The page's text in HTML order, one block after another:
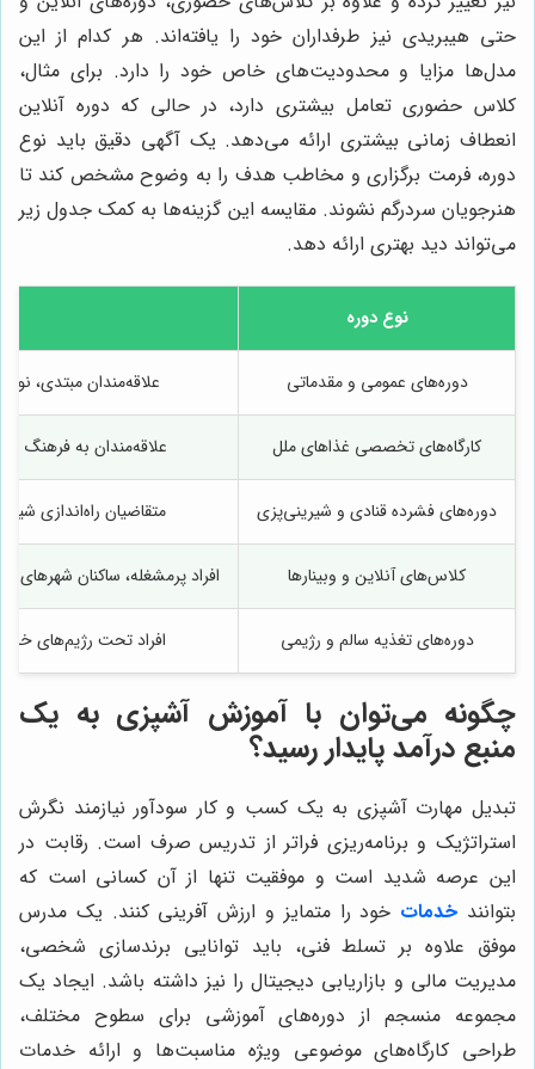
حتی هیبریدی نیز طرفداران خود را یافته‌اند. هر کدام از این
مدل‌ها مزایا و محدودیت‌های خاص خود را دارد. برای مثال،
کلاس حضوری تعامل بیشتری دارد، در حالی که دوره آنلاین
انعطاف زمانی بیشتری ارائه می‌دهد. یک آگهی دقیق باید نوع
دوره، فرمت برگزاری و مخاطب هدف را به وضوح مشخص کند تا
هنرجویان سردرگم نشوند. مقایسه این گزینه‌ها به کمک جدول زیر
می‌تواند دید بهتری ارائه دهد.
نوع دوره
دوره‌های عمومی و مقدماتی علاقه‌مندان مبتدی،
کارگاه‌های تخصصی غذاهای ملل علاقه‌مندان به فرهنگ
دوره‌های فشرده قنادی و شیرینی‌پزی متقاضیان راه‌اندازی
کلاس‌های آنلاین و وبینارها افراد پرمشغله، ساکنان
دوره‌های تغذیه سالم و رژیمی افراد تحت رژیم‌های
چگونه می‌توان با آموزش آشپزی به یک
منبع درآمد پایدار رسید؟
تبدیل مهارت آشپزی به یک کسب و کار سودآور نیازمند نگرش
استراتژیک و برنامه‌ریزی فراتر از تدریس صرف است. رقابت در
این عرصه شدید است و موفقیت تنها از آن کسانی است که
بتوانند خدمات خود را متمایز و ارزش آفرینی کنند. یک مدرس
موفق علاوه بر تسلط فنی، باید توانایی برندسازی شخصی،
مدیریت مالی و بازاریابی دیجیتال را نیز داشته باشد. ایجاد یک
مجموعه منسجم از دوره‌های آموزشی برای سطوح مختلف،
طراحی کارگاه‌های موضوعی ویژه مناسبت‌ها و ارائه خدمات